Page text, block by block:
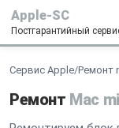
Apple-SC
Постгарантийный
Сервис Apple/Ремонт
Ремонт Mac